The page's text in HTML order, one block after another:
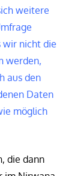
weitere
wir nicht die
werden,
aus den
Daten
möglich
die dann